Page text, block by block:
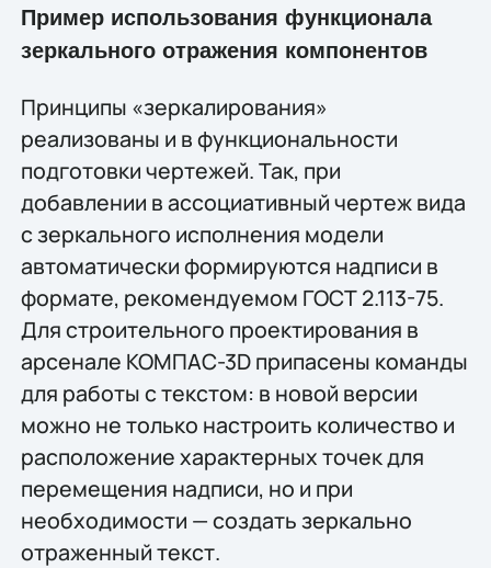
Пример использования функционала
зеркального отражения компонентов
Принципы «зеркалирования»
реализованы и в функциональности
подготовки чертежей. Так, при
добавлении в ассоциативный чертеж вида
с зеркального исполнения модели
автоматически формируются надписи в
формате, рекомендуемом ГОСТ 2.113-75.
Для строительного проектирования в
арсенале КОМПАС-3D припасены команды
для работы с текстом: в новой версии
можно не только настроить количество и
расположение характерных точек для
перемещения надписи, но и при
необходимости — создать зеркально
отраженный текст.